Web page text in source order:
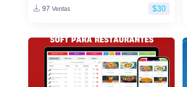
97 Ventas $30